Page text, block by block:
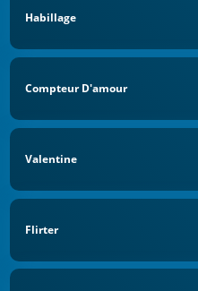
Habillage
Compteur D'amour
Valentine
Flirter